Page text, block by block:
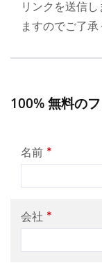
リンクを送信
ますのでご了承
100% 無料の
名前 *
会社 *